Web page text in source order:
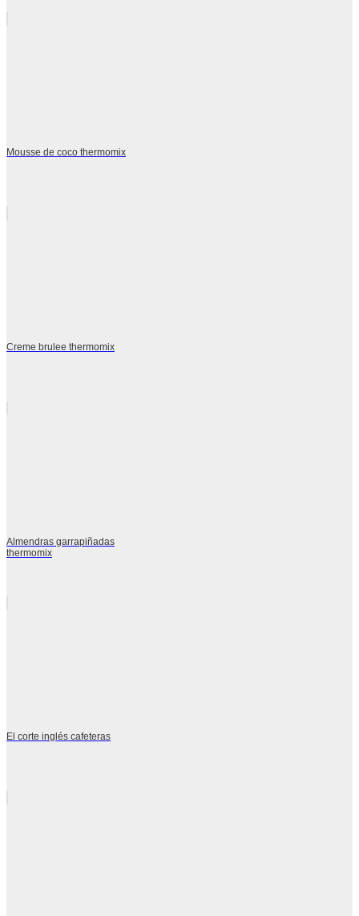
Mousse de coco thermomix
Creme brulee thermomix
Almendras garrapiñadas
thermomix
El corte inglés cafeteras